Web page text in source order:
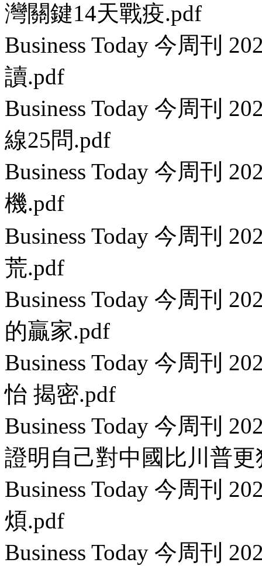
灣關鍵14天戰疫.pdf
Business Today 今周刊
讀.pdf
Business Today 今周刊
線25問.pdf
Business Today 今周刊
機.pdf
Business Today 今周刊
荒.pdf
Business Today 今周刊
的贏家.pdf
Business Today 今周刊
怡 揭密.pdf
Business Today 今周刊
證明自己對中國比川普
Business Today 今周刊
煩.pdf
Business Today 今周刊